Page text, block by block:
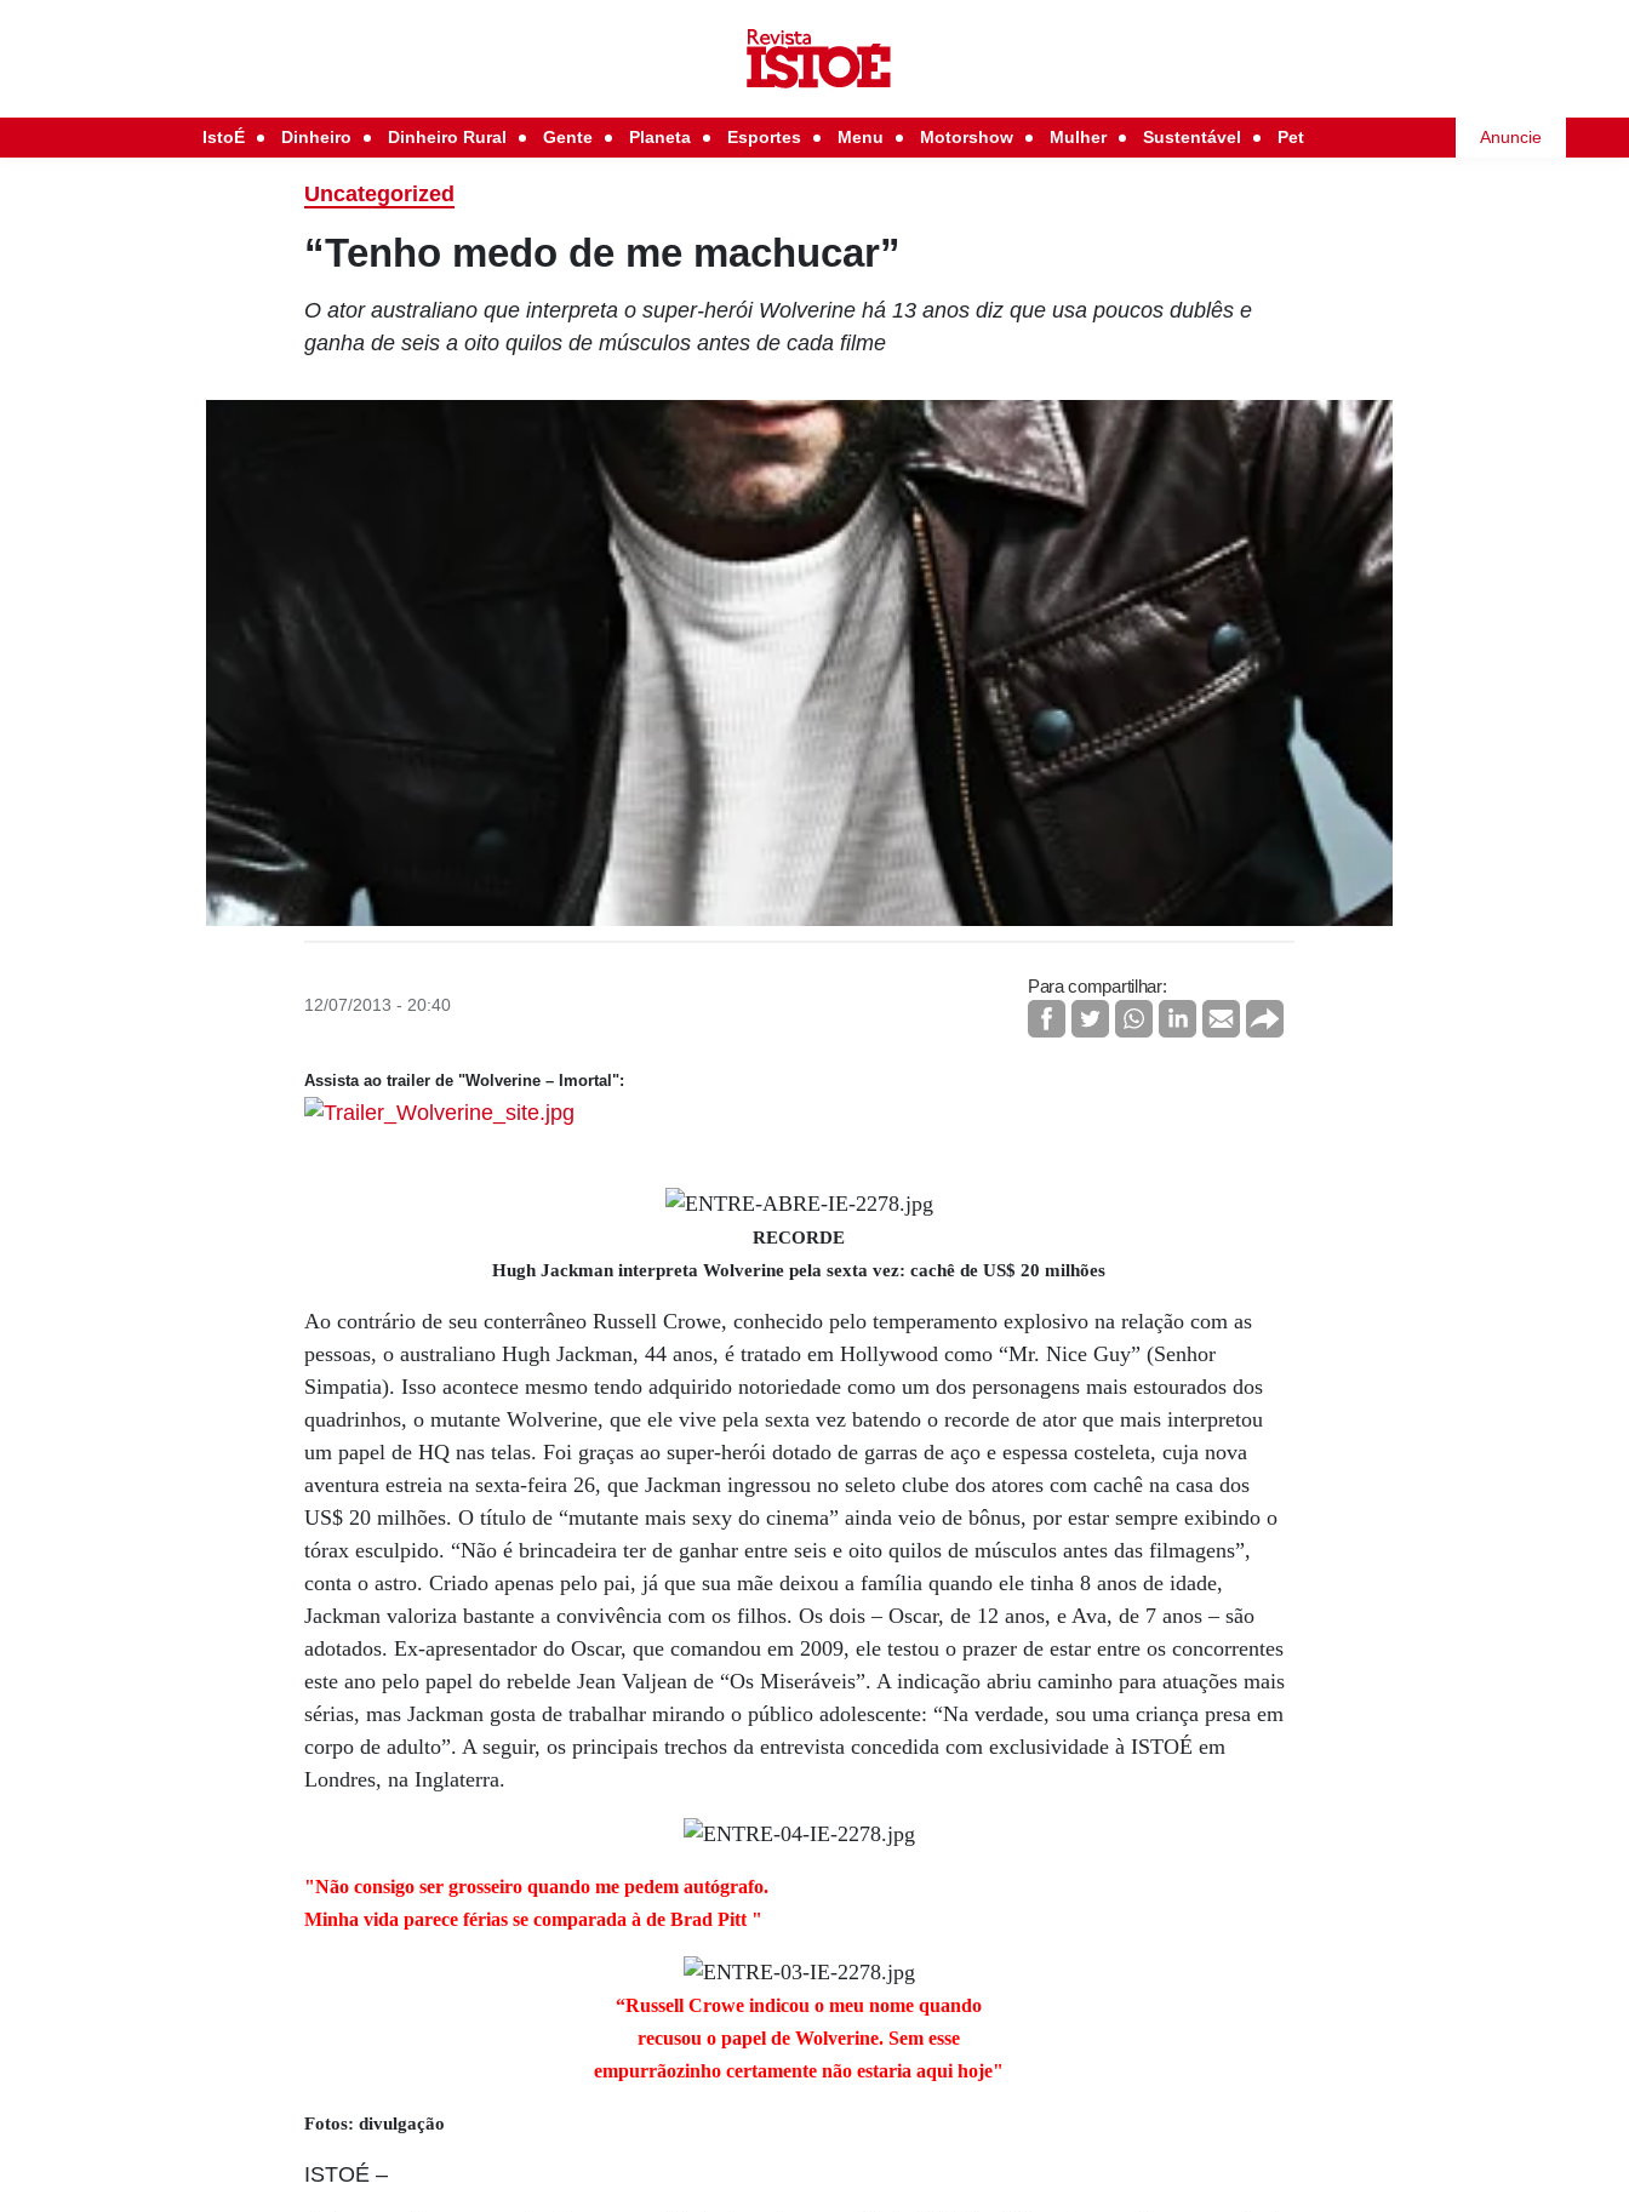
IstoÉ Dinheiro Dinheiro Rural Gente Planeta Esportes Menu Motorshow Mulher Sustentável Pet Anuncie
Uncategorized
“Tenho medo de me machucar”
O ator australiano que interpreta o super-herói Wolverine há 13 anos diz que usa poucos dublês e
ganha de seis a oito quilos de músculos antes de cada filme
12/07/2013 - 20:40
Para compartilhar:
Assista ao trailer de"Wolverine – Imortal":
RECORDE
Hugh Jackman interpreta Wolverine pela sexta vez: cachê de US$ 20 milhões
Ao contrário de seu conterrâneo Russell Crowe, conhecido pelo temperamento explosivo na relação com as
pessoas, o australiano Hugh Jackman, 44 anos, é tratado em Hollywood como “Mr. Nice Guy” (Senhor
Simpatia). Isso acontece mesmo tendo adquirido notoriedade como um dos personagens mais estourados dos
quadrinhos, o mutante Wolverine, que ele vive pela sexta vez batendo o recorde de ator que mais interpretou
um papel de HQ nas telas. Foi graças ao super-herói dotado de garras de aço e espessa costeleta, cuja nova
aventura estreia na sexta-feira 26, que Jackman ingressou no seleto clube dos atores com cachê na casa dos
US$ 20 milhões. O título de “mutante mais sexy do cinema” ainda veio de bônus, por estar sempre exibindo o
tórax esculpido. “Não é brincadeira ter de ganhar entre seis e oito quilos de músculos antes das filmagens”,
conta o astro. Criado apenas pelo pai, já que sua mãe deixou a família quando ele tinha 8 anos de idade,
Jackman valoriza bastante a convivência com os filhos. Os dois – Oscar, de 12 anos, e Ava, de 7 anos – são
adotados. Ex-apresentador do Oscar, que comandou em 2009, ele testou o prazer de estar entre os concorrentes
este ano pelo papel do rebelde Jean Valjean de “Os Miseráveis”. A indicação abriu caminho para atuações mais
sérias, mas Jackman gosta de trabalhar mirando o público adolescente: “Na verdade, sou uma criança presa em
corpo de adulto”. A seguir, os principais trechos da entrevista concedida com exclusividade à ISTOÉ em
Londres, na Inglaterra.
"Não consigo ser grosseiro quando me pedem autógrafo.
Minha vida parece férias se comparada à de Brad Pitt "
“Russell Crowe indicou o meu nome quando
recusou o papel de Wolverine. Sem esse
empurrãozinho certamente não estaria aqui hoje"
Fotos: divulgação
ISTOÉ –